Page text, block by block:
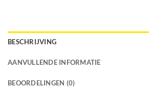
BESCHRIJVING
AANVULLENDE INFORMATIE
BEOORDELINGEN (0)